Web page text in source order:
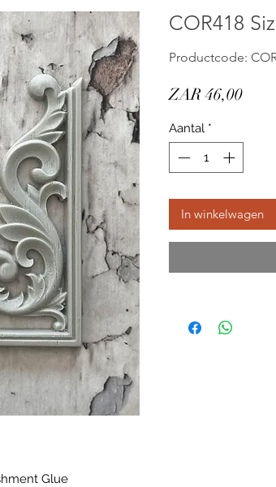
Glue
COR418
Productcode:
ZAR 46,00Prijs
Aantal *
In winkelwagen